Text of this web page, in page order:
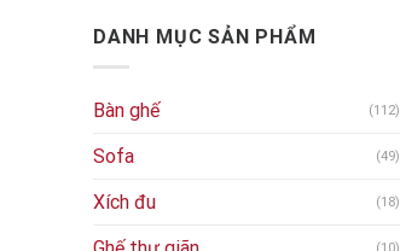
DANH MỤC SẢN PHẨM
Bàn ghế (112)
Sofa (49)
Xích đu (18)